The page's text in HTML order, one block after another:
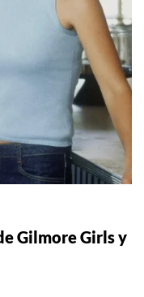
Gilmore Girls y